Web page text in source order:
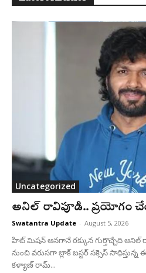
Uncategorized
అనిల్ రావిపూడి.. ప్రయోగం
Swatantra Update - August 5, 2026
హిట్ మిషన్ అనగానే ఠక్కున గుర్తొచ్చేది అనిల్
నుంచి వరుసగా బ్లాక్ బస్టర్ సక్సెస్ సాధిస్తున్న ఈ
కళ్యాణ్ రామ్...